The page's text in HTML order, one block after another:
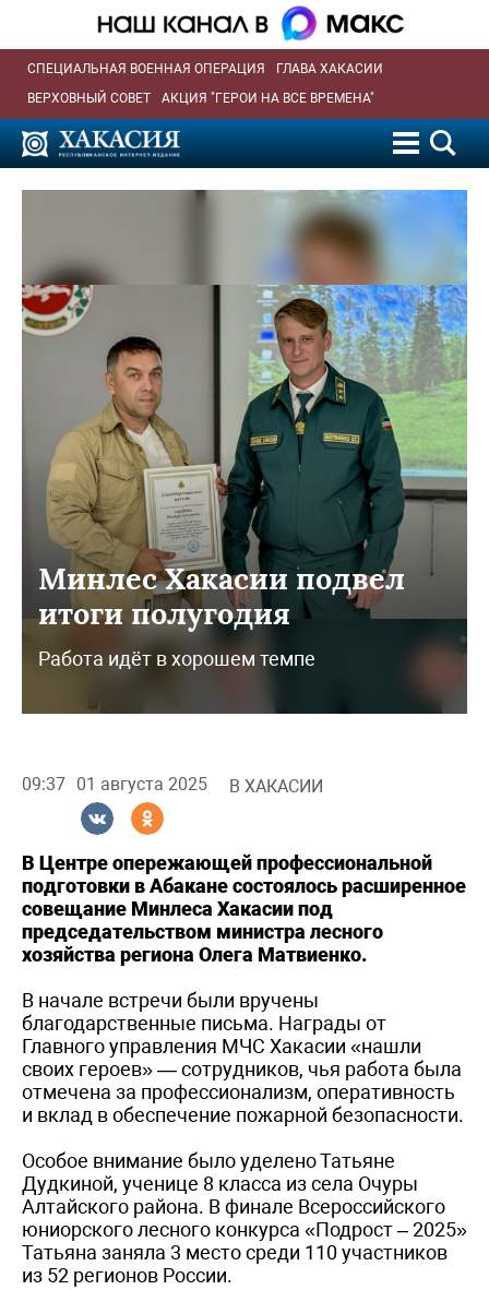
СПЕЦИАЛЬНАЯ ВОЕННАЯ ОПЕРАЦИЯ
ГЛАВА ХАКАСИИ
ВЕРХОВНЫЙ СОВЕТ
АКЦИЯ "ГЕРОИ НА ВСЕ ВРЕМЕНА"
Минлес Хакасии подвел
итоги полугодия
Работа идёт в хорошем темпе
09:37 01 августа 2025 В ХАКАСИИ
В Центре опережающей профессиональной
подготовки в Абакане состоялось расширенное
совещание Минлеса Хакасии под
председательством министра лесного
хозяйства региона Олега Матвиенко.
В начале встречи были вручены
благодарственные письма. Награды от
Главного управления МЧС Хакасии «нашли
своих героев» — сотрудников, чья работа была
отмечена за профессионализм, оперативность
и вклад в обеспечение пожарной безопасности.
Особое внимание было уделено Татьяне
Дудкиной, ученице 8 класса из села Очуры
Алтайского района. В финале Всероссийского
юниорского лесного конкурса «Подрост – 2025»
Татьяна заняла 3 место среди 110 участников
из 52 регионов России.